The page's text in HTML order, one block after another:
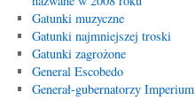
Gatunki muzyczne
Gatunki najmniejszej troski
Gatunki zagrożone
General Escobedo
Generał-gubernatorzy Imperium